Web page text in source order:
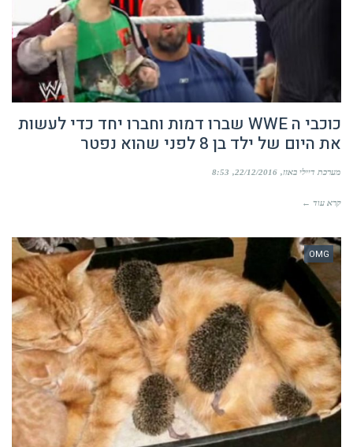
כוכבי ה WWE שברו דמות וחברו יחד כדי לעשות
את היום של ילד בן 8 לפני שהוא נפטר
מערכת דיילי באזז 22/12/2016
8:53
קרא עוד ←
OMG